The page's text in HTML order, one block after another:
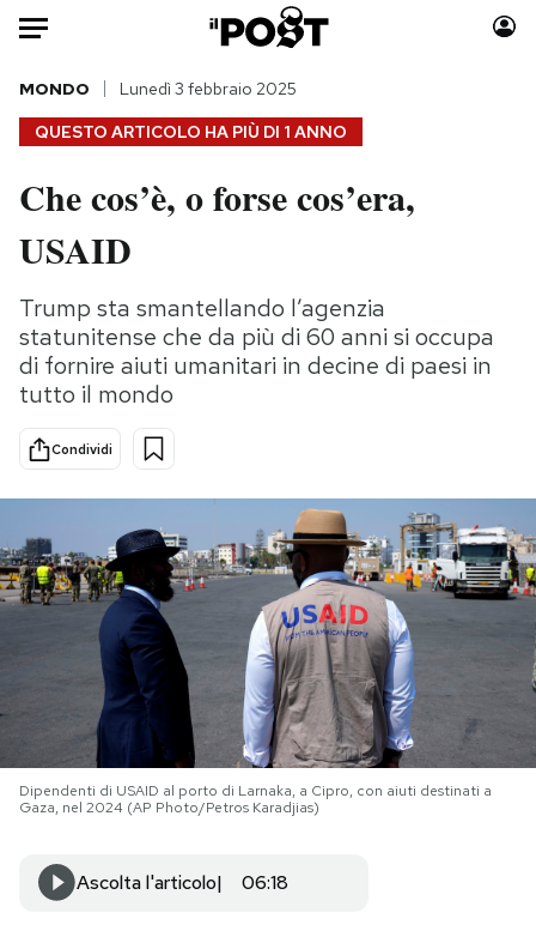
Auto
HOME
Italia
Politica
Tecnologia
Internet
Scienza
Cultura
Economia
Moda
Storie/Idee
Ok Boomer!
Media
PODCAST
NEWSLETTER
I MIEI PREFERITI
SHOP
CALENDARIO
QUESTO ARTICOLO HA PIÙ DI 1 ANNO
MONDO Lunedì 3 febbraio 2025
Che cos’è, o forse cos’era,
USAID
Trump sta smantellando l’agenzia
statunitense che da più di 60 anni si occupa
di fornire aiuti umanitari in decine di paesi in
tutto il mondo
Condividi
Dipendenti di USAID al porto di Larnaka, a Cipro, con aiuti destinati a
Gaza, nel 2024 (AP Photo/Petros Karadjias)
Ascolta l'articolo 06:18